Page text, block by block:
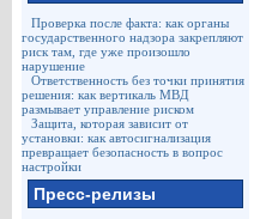
Проверка после факта: как органы
государственного надзора закрепляют
риск там, где уже произошло
нарушение
Ответственность без точки принятия
решения: как вертикаль МВД
размывает управление риском
Защита, которая зависит от
установки: как автосигнализация
превращает безопасность в вопрос
настройки
Пресс-релизы